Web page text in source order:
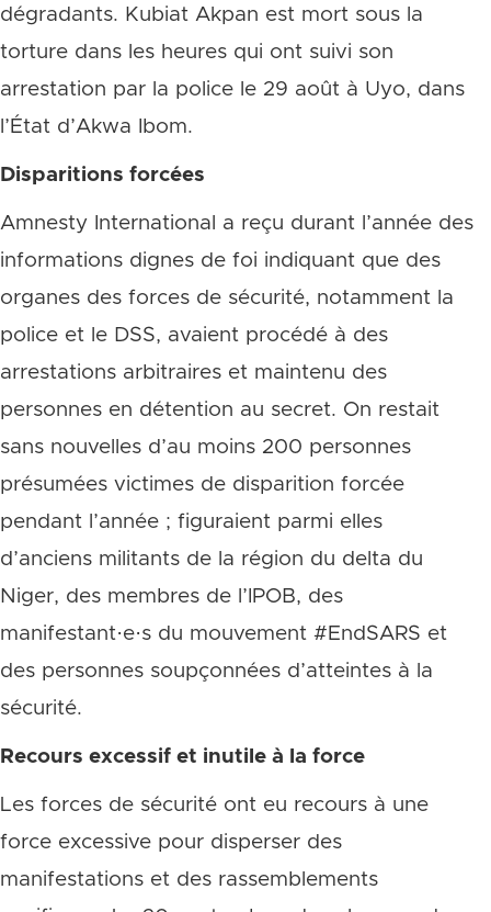
dégradants. Kubiat Akpan est mort sous la
torture dans les heures qui ont suivi son
arrestation par la police le 29 août à Uyo, dans
l’État d’Akwa Ibom.
Disparitions forcées
Amnesty International a reçu durant l’année des
informations dignes de foi indiquant que des
organes des forces de sécurité, notamment la
police et le DSS, avaient procédé à des
arrestations arbitraires et maintenu des
personnes en détention au secret. On restait
sans nouvelles d’au moins 200 personnes
présumées victimes de disparition forcée
pendant l’année ; figuraient parmi elles
d’anciens militants de la région du delta du
Niger, des membres de l’IPOB, des
manifestant·e·s du mouvement #EndSARS et
des personnes soupçonnées d’atteintes à la
sécurité.
Recours excessif et inutile à la force
Les forces de sécurité ont eu recours à une
force excessive pour disperser des
manifestations et des rassemblements